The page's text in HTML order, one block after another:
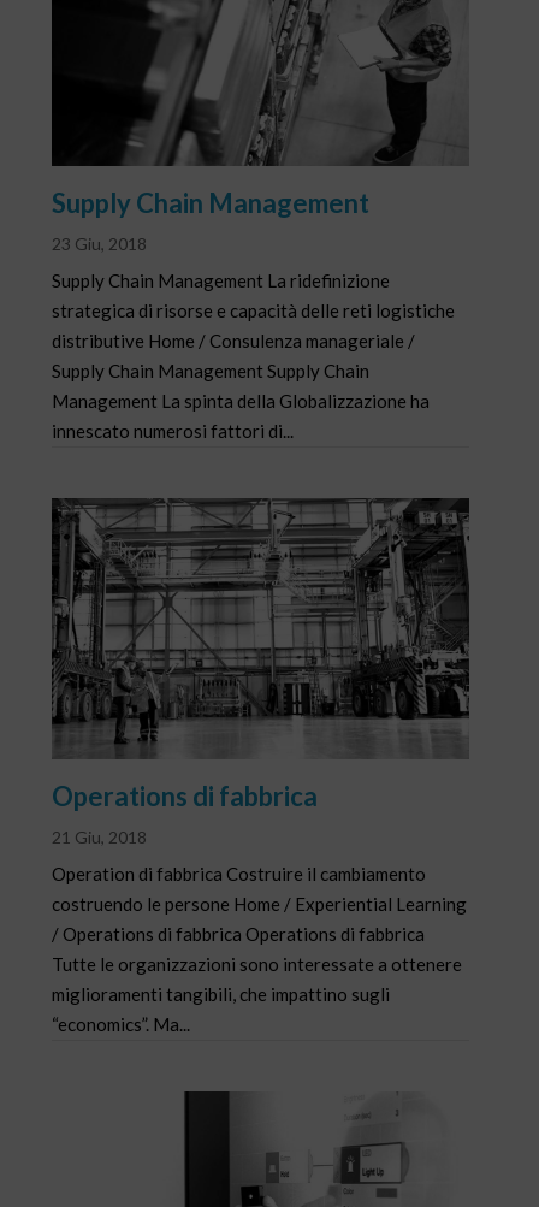
Supply Chain Management
23 Giu, 2018
Supply Chain Management La ridefinizione
strategica di risorse e capacità delle reti logistiche
distributive Home / Consulenza manageriale /
Supply Chain Management Supply Chain
Management La spinta della Globalizzazione ha
innescato numerosi fattori di...
Operations di fabbrica
21 Giu, 2018
Operation di fabbrica Costruire il cambiamento
costruendo le persone Home / Experiential Learning
/ Operations di fabbrica Operations di fabbrica
Tutte le organizzazioni sono interessate a ottenere
miglioramenti tangibili, che impattino sugli
“economics”. Ma...